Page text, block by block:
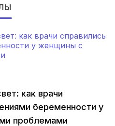
как врачи
беременности у
проблемами